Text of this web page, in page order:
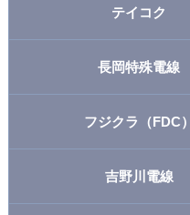
テイコク
長岡特殊電線
フジクラ（FDC）
吉野川電線